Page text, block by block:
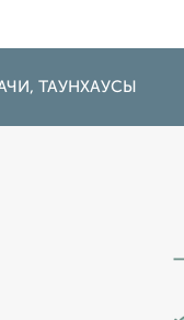
ТАУНХАУСЫ